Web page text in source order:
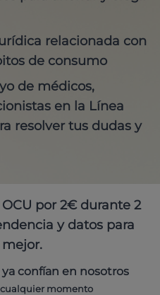
relacionada con
de consumo
de médicos,
en la Línea
resolver tus dudas y
por 2€ durante 2
y datos para
ya confían en nosotros
cualquier momento